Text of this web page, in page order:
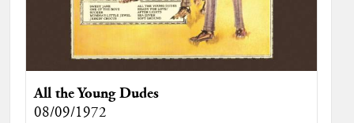
All the Young Dudes
08/09/1972